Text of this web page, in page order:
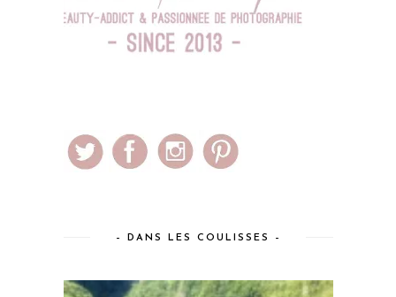
– DANS LES COULISSES –